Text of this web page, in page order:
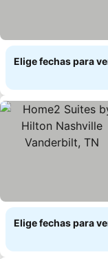
Elige fechas para
Elige fechas para